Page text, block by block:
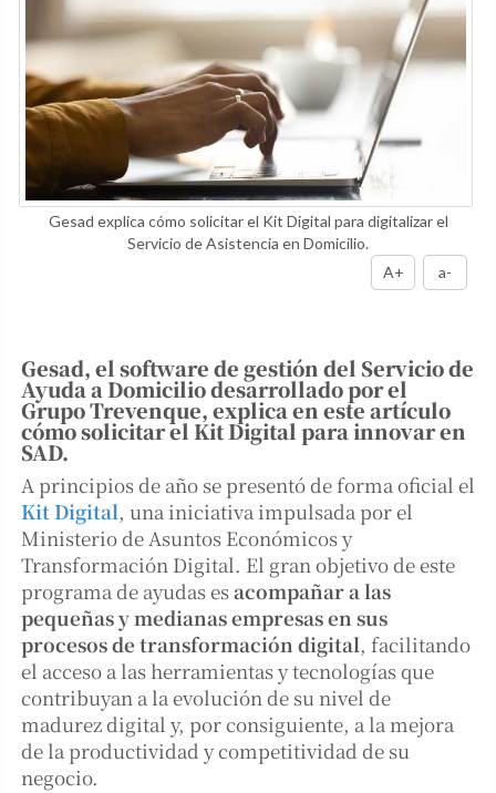
Gesad explica cómo solicitar el Kit Digital para digitalizar el
Servicio de Asistencia en Domicilio.
A+
a-
Gesad, el software de gestión del Servicio de
Ayuda a Domicilio desarrollado por el
Grupo Trevenque, explica en este artículo
cómo solicitar el Kit Digital para innovar en
SAD.
A principios de año se presentó de forma oficial el
Kit Digital, una iniciativa impulsada por el
Ministerio de Asuntos Económicos y
Transformación Digital. El gran objetivo de este
programa de ayudas esacompañar a las
pequeñas y medianas empresas en sus
procesos de transformación digital, facilitando
el acceso a las herramientas y tecnologías que
contribuyan a la evolución de su nivel de
madurez digital y, por consiguiente, a la mejora
de la productividad y competitividad de su
negocio.